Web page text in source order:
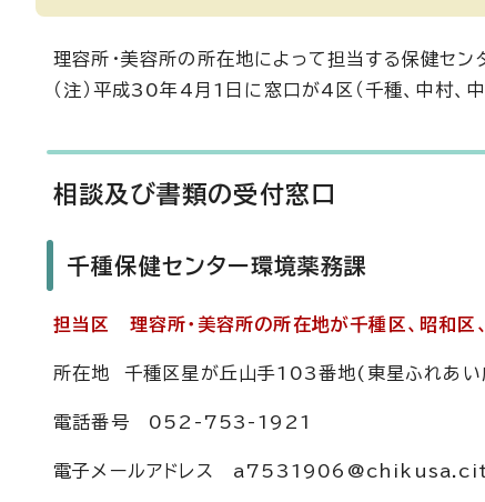
理容所・美容所の所在地によって担当する保健セン
（注）平成30年4月1日に窓口が4区（千種、中村、
相談及び書類の受付窓口
千種保健センター環境薬務課
担当区 理容所・美容所の所在地が千種区、昭和区
所在地 千種区星が丘山手103番地(東星ふれあい
電話番号 052-753-1921
電子メールアドレス